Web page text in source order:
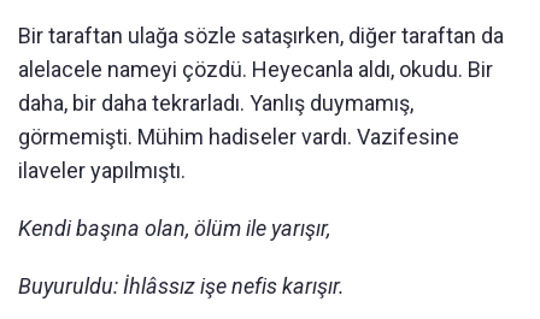
Bir taraftan ulağa sözle sataşırken, diğer taraftan da
alelacele nameyi çözdü. Heyecanla aldı, okudu. Bir
daha, bir daha tekrarladı. Yanlış duymamış,
görmemişti. Mühim hadiseler vardı. Vazifesine
ilaveler yapılmıştı.
Kendi başına olan, ölüm ile yarışır,
Buyuruldu: İhlâssız işe nefis karışır.